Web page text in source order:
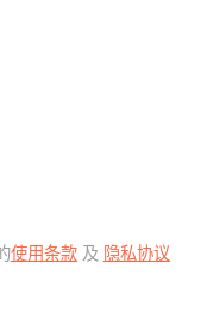
使用条款及 隐私协议